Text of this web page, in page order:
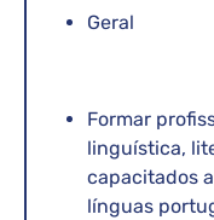
Geral
Formar
linguística,
capacitados
línguas